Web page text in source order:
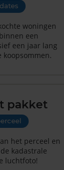
woningen
een
een jaar lang
pakket
het perceel en
kadastrale
luchtfoto!